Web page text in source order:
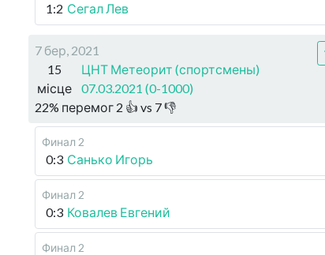
1:2 Сегал Лев
7 бер, 2021
15
місце
ЦНТ Метеорит (спортсмены)
07.03.2021 (0-1000)
22% перемог 2 👍 vs 7👎
Финал 2
0:3 Санько Игорь
Финал 2
0:3 Ковалев Евгений
Финал 2